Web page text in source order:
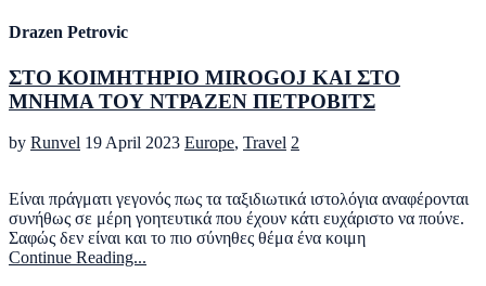
Drazen Petrovic
ΣΤΟ ΚΟΙΜΗΤΗΡΙΟ MIROGOJ ΚΑΙ ΣΤΟ
ΜΝΗΜΑ ΤΟΥ ΝΤΡΑΖΕΝ ΠΕΤΡΟΒΙΤΣ
by Runvel 19 April 2023 Europe, Travel 2
Είναι πράγματι γεγονός πως τα ταξιδιωτικά ιστολόγια αναφέρονται
συνήθως σε μέρη γοητευτικά που έχουν κάτι ευχάριστο να πούνε.
Σαφώς δεν είναι και το πιο σύνηθες θέμα ένα κοιμη
Continue Reading...